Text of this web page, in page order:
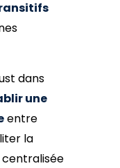
dans
une
entre
la